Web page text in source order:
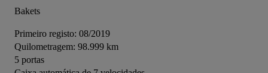
Bakets
Primeiro registo: 08/2019
Quilometragem: 98.999 km
5 portas